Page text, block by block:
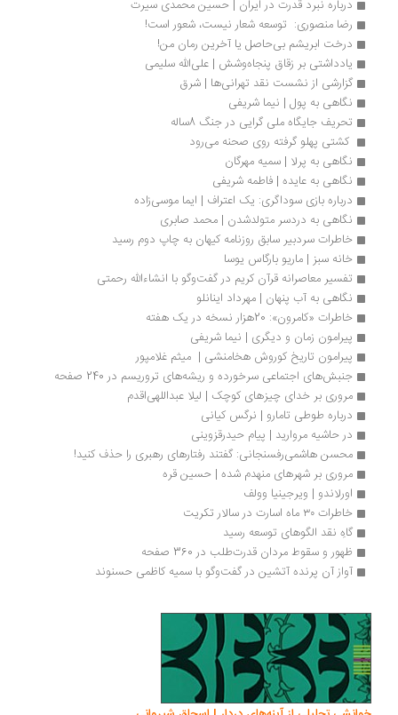
درباره نبرد قدرت در ایران | حسین محمدی سیرت
رضا منصوری:  توسعه شعار نیست، شعور است!
درخت ابریشم بی‌حاصل یا آخرین رمان من!
یادداشتی بر زقاق پنجاه‌و‌شش | علی‌الله سلیمی
گزارشی از نشست نقد تهرانی‌ها | شرق
نگاهی به پول | نیما شریفی
تحریف جایگاه ملی گرایی در جنگ 8ساله
کشتی پهلو گرفته روی صحنه می‌رود
نگاهی به پرلا | سمیه مهرگان
نگاهی به عایده | فاطمه شریفی
درباره بازی سوداگری: یک اعتراف | ایما موسی‌زاده
نگاهی به دردسر متولد‌شدن | محمد صابری
خاطرات سردبیر سابق روزنامه کیهان به چاپ دوم رسید
خانه سبز | ماریو بارگاس یوسا
تفسیر معاصرانه قرآن کریم در گفت‌وگو با انشاءالله رحمتی
نگاهی به آب پنهان | مهرداد اینانلو
خاطرات «کامرون»: 20هزار نسخه در یک هفته
پیرامون زمان و دیگری‌ | نیما شریفی
پیرامون تاریخ کوروش هخامنشی |  میثم غلامپور
جنبش‌های اجتماعی سرخورده و ریشه‌های تروریسم در 240 صفحه
مروری بر خدای چیزهای کوچک | لیلا عبداللهی‌اقدم
درباره طوطی تامارو | نرگس کیانی
در حاشیه مروارید | پیام حیدرقزوینی
محسن هاشمی‌رفسنجانی: گفتند رفتارهای رهبری را حذف کنید!
مروری بر شهرهای منهدم شده | حسین قره
اورلاندو | ویرجینیا وولف
خاطرات ۳۰ ماه اسارت در سالار تکریت
گاهِ نقد الگوهای توسعه رسید
ظهور و سقوط مردان قدرت‌طلب در 360 صفحه
آواز آن پرنده آتشین در گفت‌وگو با سمیه کاظمی حسنوند